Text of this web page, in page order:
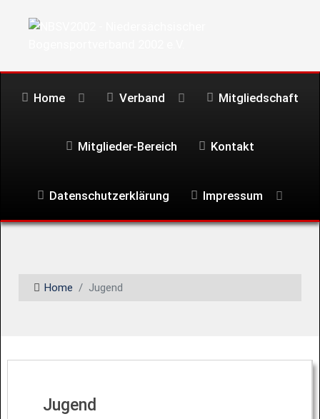
Home Verband Mitgliedschaft
Mitglieder-Bereich Kontakt
Datenschutzerklärung Impressum
Home Jugend
Jugend